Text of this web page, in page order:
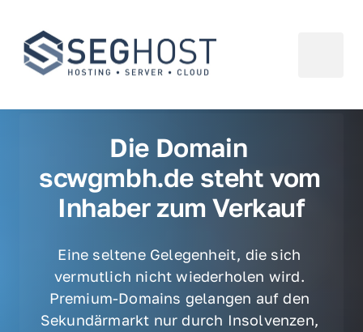
Die Domain
scwgmbh.de steht vom
Inhaber zum Verkauf
Eine seltene Gelegenheit, die sich
vermutlich nicht wiederholen wird.
Premium-Domains gelangen auf den
Sekundärmarkt nur durch Insolvenzen,